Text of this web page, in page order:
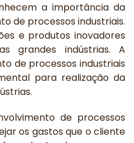
a importância da
de processos industriais.
e produtos inovadores
grandes indústrias. A
de processos industriais
para realização da
de processos
os gastos que o cliente